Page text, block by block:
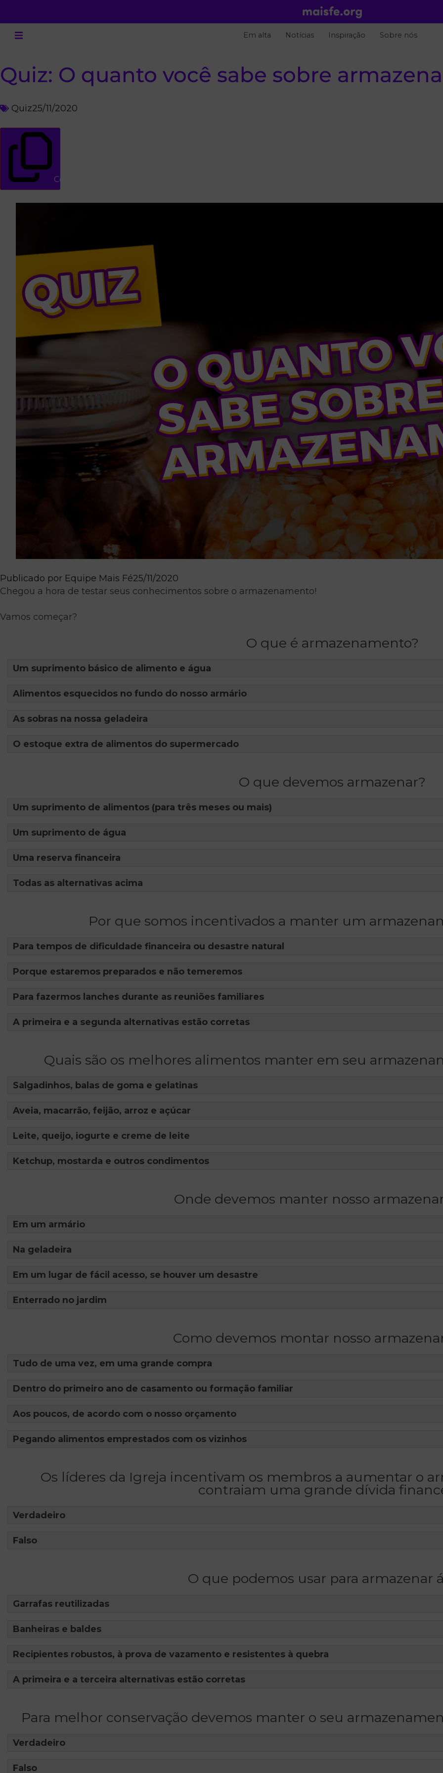
Em alta Notícias Inspiração Sobre nós
Quiz: O quanto você sabe sobre
Quiz25/11/2020
Copiar link
Publicado por Equipe Mais Fé25/11/2020
Chegou a hora de testar seus conhecimentos sobre o armazenamento!
Vamos começar?
O que é armazenamento?
Um suprimento básico de alimento e água
Alimentos esquecidos no fundo do nosso armário
As sobras na nossa geladeira
O estoque extra de alimentos do supermercado
O que devemos armazenar?
Um suprimento de alimentos (para três meses ou mais)
Um suprimento de água
Uma reserva financeira
Todas as alternativas acima
Por que somos incentivados a manter um
Para tempos de dificuldade financeira ou desastre natural
Porque estaremos preparados e não temeremos
Para fazermos lanches durante as reuniões familiares
A primeira e a segunda alternativas estão corretas
Quais são os melhores alimentos manter em seu
Salgadinhos, balas de goma e gelatinas
Aveia, macarrão, feijão, arroz e açúcar
Leite, queijo, iogurte e creme de leite
Ketchup, mostarda e outros condimentos
Onde devemos manter nosso
Em um armário
Na geladeira
Em um lugar de fácil acesso, se houver um desastre
Enterrado no jardim
Como devemos montar nosso
Tudo de uma vez, em uma grande compra
Dentro do primeiro ano de casamento ou formação familiar
Aos poucos, de acordo com o nosso orçamento
Pegando alimentos emprestados com os vizinhos
Os líderes da Igreja incentivam os membros a aumentar o
contraiam uma grande dívida
Verdadeiro
Falso
O que podemos usar para armazenar
Garrafas reutilizadas
Banheiras e baldes
Recipientes robustos, à prova de vazamento e resistentes à quebra
A primeira e a terceira alternativas estão corretas
Para melhor conservação devemos manter o seu
Verdadeiro
Falso